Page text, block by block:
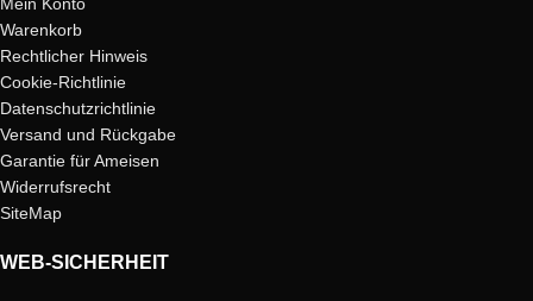
Warenkorb
Rechtlicher Hinweis
Cookie-Richtlinie
Datenschutzrichtlinie
Versand und Rückgabe
Garantie für Ameisen
Widerrufsrecht
SiteMap
WEB-SICHERHEIT